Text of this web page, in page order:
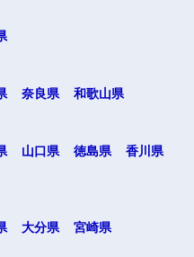
宮崎県
沖縄県
奈良県 和歌山県
山口県 徳島県
香川県
大分県
宮崎県